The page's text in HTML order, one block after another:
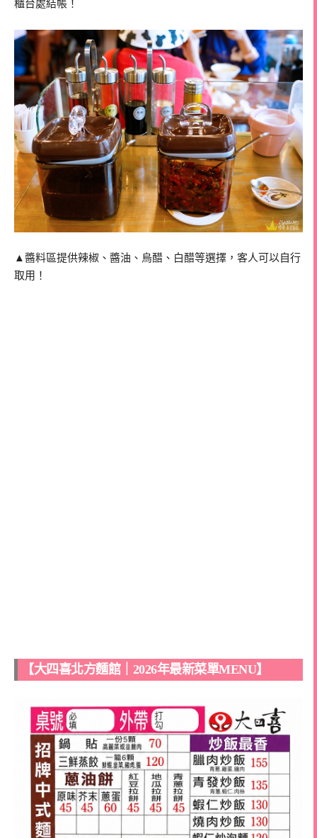
櫃台處結帳！
▲醬料區提供辣椒、醬油、烏醋、白醋等選擇，客人可以自行
取用！
【大四喜北方麵館｜2026年最新菜單MENU】